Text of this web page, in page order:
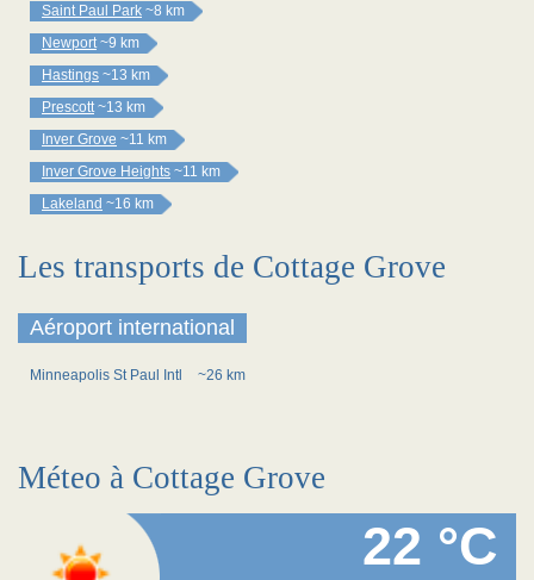
Saint Paul Park ~8 km
Newport ~9 km
Hastings ~13 km
Prescott ~13 km
Inver Grove ~11 km
Inver Grove Heights ~11 km
Lakeland ~16 km
Les transports de Cottage Grove
Aéroport international
Minneapolis St Paul Intl ~26 km
Méteo à Cottage Grove
22 °C